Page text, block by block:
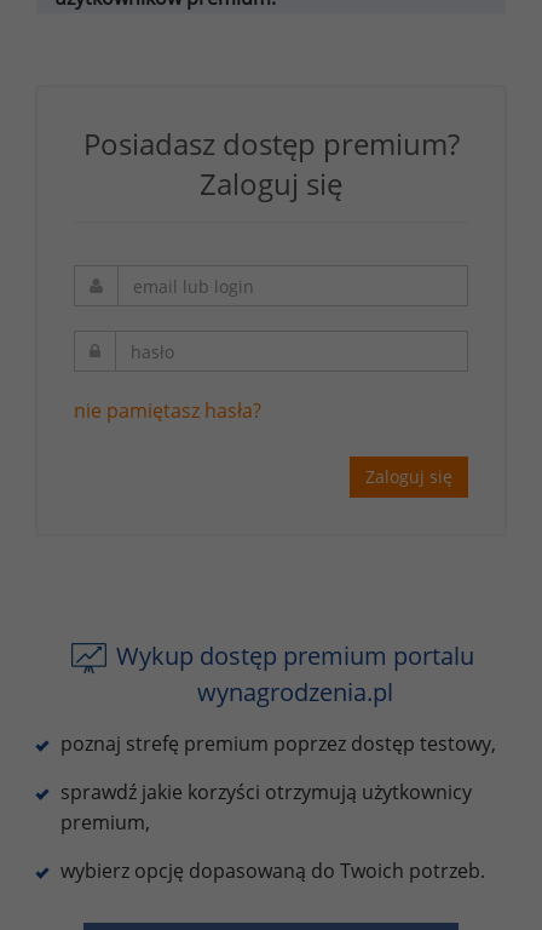
Posiadasz dostęp premium?
Zaloguj się
nie pamiętasz hasła?
Zaloguj się
Wykup dostęp premium portalu
wynagrodzenia.pl
poznaj strefę premium poprzez dostęp testowy,
sprawdź jakie korzyści otrzymują użytkownicy
premium,
wybierz opcję dopasowaną do Twoich potrzeb.